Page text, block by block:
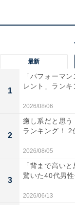
回答者のコメン
から」（50代女
史的背景が深く、
です。「会津ナ
力強さを持って
性／大阪府）、「
※回答者のコメン
この記事の筆者
最新
1
「パフォーマ
レント」ランキ
2026/08/06
2
癒し系だと思う
ランキング！ 2
2026/08/05
3
「背まで高い
驚いた40代男性
2026/06/13